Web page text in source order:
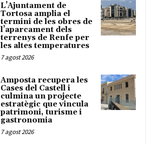
L’Ajuntament de
Tortosa amplia el
termini de les obres de
l’aparcament dels
terrenys de Renfe per
les altes temperatures
7 agost 2026
Amposta recupera les
Cases del Castell i
culmina un projecte
estratègic que vincula
patrimoni, turisme i
gastronomia
7 agost 2026